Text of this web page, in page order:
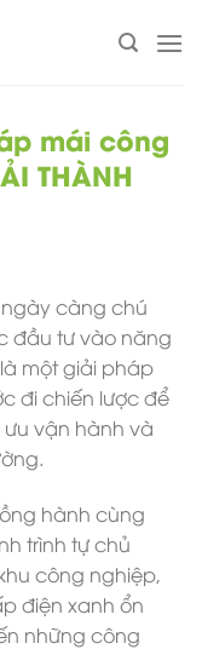
mái công
THÀNH
càng chú
đầu tư vào năng
một giải pháp
đi chiến lược để
vận hành và
hành cùng
trình tự chủ
công nghiệp,
điện xanh ổn
những công